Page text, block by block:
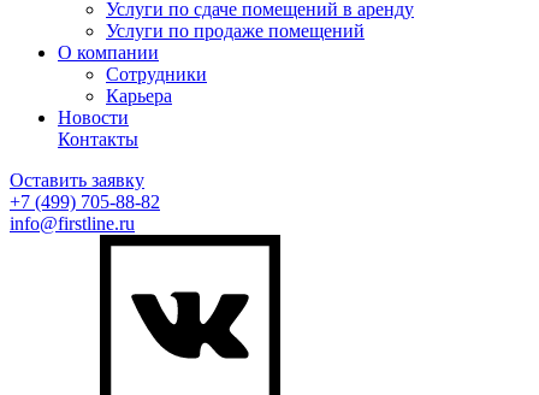
Услуги по сдаче помещений в аренду
Услуги по продаже помещений
О компании
Сотрудники
Карьера
Новости
Контакты
Оставить заявку
+7 (499) 705-88-82
info@firstline.ru